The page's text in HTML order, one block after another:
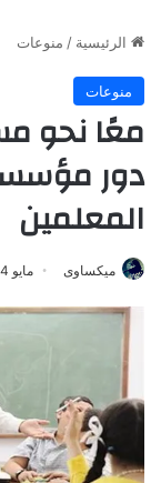
الرئيسية / منوعات
منوعات
معًا نحو
دور
المعلمين
ميكساوى مايو 14, 2024